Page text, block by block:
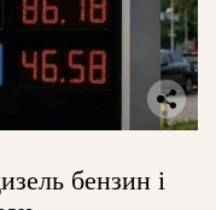
бензин і